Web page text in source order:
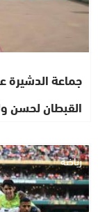
جماعة الدشيرة
القبطان لحسن
رياضة